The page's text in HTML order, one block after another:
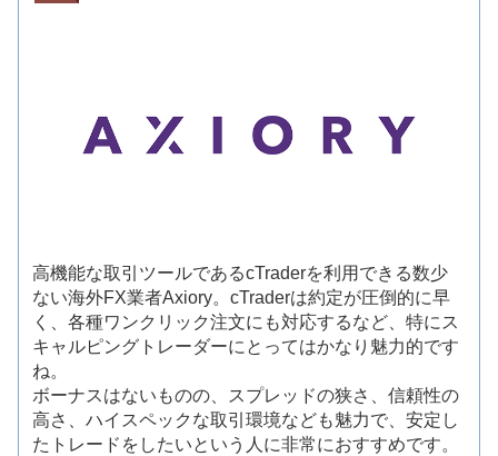
高機能な取引ツールであるcTraderを利用できる数少
ない海外FX業者Axiory。cTraderは約定が圧倒的に早
く、各種ワンクリック注文にも対応するなど、特にス
キャルピングトレーダーにとってはかなり魅力的です
ね。
ボーナスはないものの、スプレッドの狭さ、信頼性の
高さ、ハイスペックな取引環境なども魅力で、安定し
たトレードをしたいという人に非常におすすめです。